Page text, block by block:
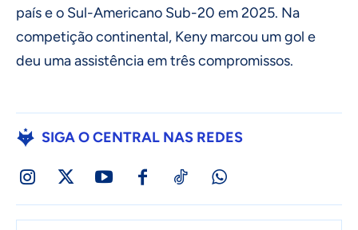
país e o Sul-Americano Sub-20 em 2025. Na
competição continental, Keny marcou um gol e
deu uma assistência em três compromissos.
SIGA O CENTRAL NAS REDES